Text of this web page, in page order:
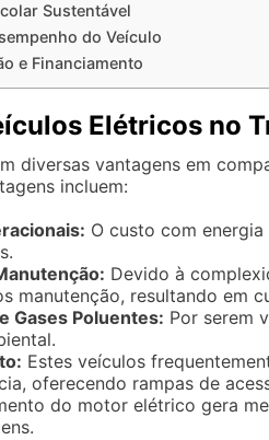
Sustentável
do Veículo
e Financiamento
Elétricos no
diversas vantagens em
incluem:
O custo com
Devido à
manutenção, resultando em
Gases Poluentes: Por serem
Estes veículos
oferecendo rampas de
do motor elétrico gera